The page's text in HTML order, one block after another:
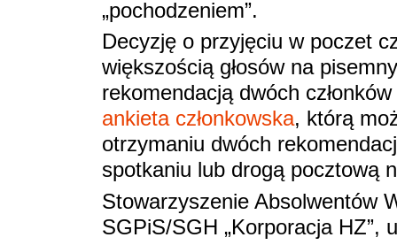
„pochodzeniem”.
Decyzję o przyjęciu w poczet
większością głosów na
rekomendacją dwóch
ankieta członkowska, którą
otrzymaniu dwóch
spotkaniu lub drogą pocztową
Stowarzyszenie Absolwentów
SGPiS/SGH „Korporacja HZ”,